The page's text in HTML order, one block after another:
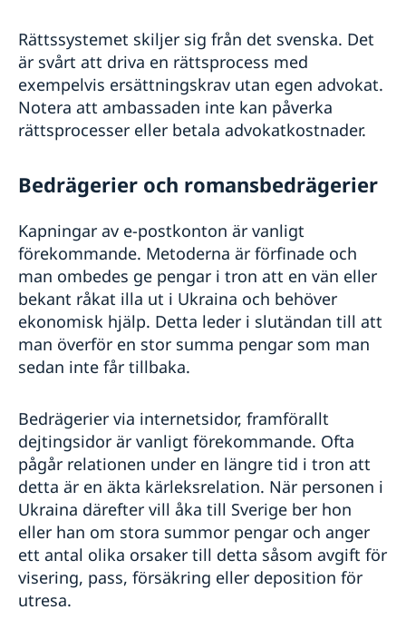
Rättssystemet skiljer sig från det svenska. Det
är svårt att driva en rättsprocess med
exempelvis ersättningskrav utan egen advokat.
Notera att ambassaden inte kan påverka
rättsprocesser eller betala advokatkostnader.
Bedrägerier och romansbedrägerier
Kapningar av e-postkonton är vanligt
förekommande. Metoderna är förfinade och
man ombedes ge pengar i tron att en vän eller
bekant råkat illa ut i Ukraina och behöver
ekonomisk hjälp. Detta leder i slutändan till att
man överför en stor summa pengar som man
sedan inte får tillbaka.
Bedrägerier via internetsidor, framförallt
dejtingsidor är vanligt förekommande. Ofta
pågår relationen under en längre tid i tron att
detta är en äkta kärleksrelation. När personen i
Ukraina därefter vill åka till Sverige ber hon
eller han om stora summor pengar och anger
ett antal olika orsaker till detta såsom avgift för
visering, pass, försäkring eller deposition för
utresa.